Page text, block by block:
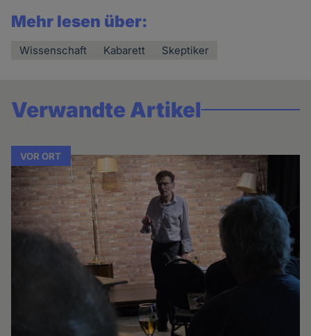
Mehr lesen über:
Wissenschaft Kabarett Skeptiker
Verwandte Artikel
VOR ORT